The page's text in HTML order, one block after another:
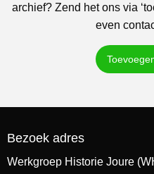
archief? Zend het ons via
even
Bezoek adres
Werkgroep Historie Joure